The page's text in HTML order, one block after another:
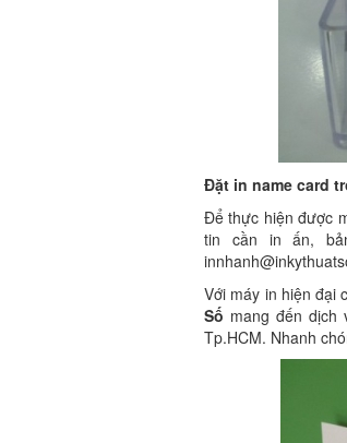
Đặt in name card
Để thực hiện được
tin cần in ấn,
Với máy in hiện đại
Số mang đến
Tp.HCM. Nhanh